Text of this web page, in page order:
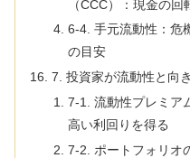
（CCC）：現金の回
6-4. 手元流動性：危
の目安
7. 投資家が流動性と向
7-1. 流動性プレミア
高い利回りを得る
7-2. ポートフォリオ